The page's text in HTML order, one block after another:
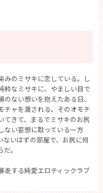
みのミサキに恋している。し
粋なミサキに、やましい目で
ない想いを抱えたある日、
チャを渡される。そのオモチ
てきて、まるでミサキのお尻
ない妄想に耽っている一方
ないはずの部屋で、お尻に何
。
する純愛エロティックラブ